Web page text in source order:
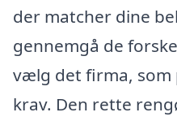
der matcher dine
gennemgå de
vælg det firma, som
krav. Den rette